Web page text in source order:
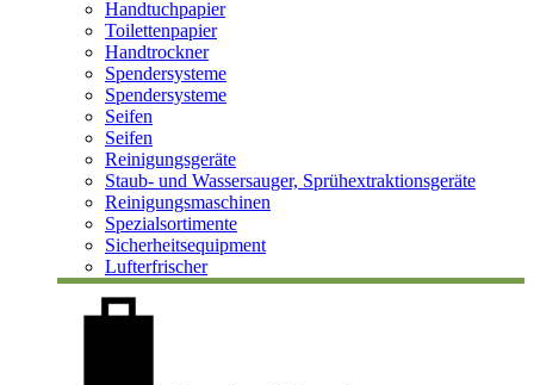
Handtuchpapier
Toilettenpapier
Handtrockner
Spendersysteme
Spendersysteme
Seifen
Seifen
Reinigungsgeräte
Staub- und Wassersauger, Sprühextraktionsgeräte
Reinigungsmaschinen
Spezialsortimente
Sicherheitsequipment
Lufterfrischer